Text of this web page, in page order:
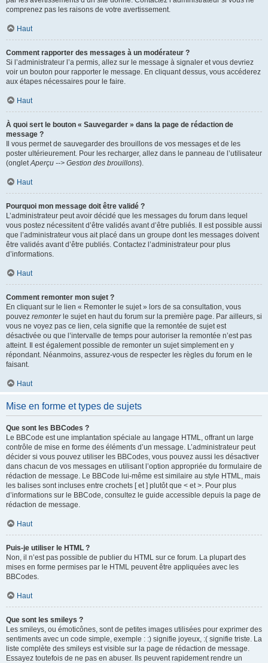
comprenez pas les raisons de votre avertissement.
Haut
Comment rapporter des messages à un modérateur ?
Si l’administrateur l’a permis, allez sur le message à signaler et vous devriez
voir un bouton pour rapporter le message. En cliquant dessus, vous accéderez
aux étapes nécessaires pour le faire.
Haut
À quoi sert le bouton « Sauvegarder » dans la page de rédaction de
message ?
Il vous permet de sauvegarder des brouillons de vos messages et de les
poster ultérieurement. Pour les recharger, allez dans le panneau de l’utilisateur
(ongletAperçu --> Gestion des brouillons).
Haut
Pourquoi mon message doit être validé ?
L’administrateur peut avoir décidé que les messages du forum dans lequel
vous postez nécessitent d’être validés avant d’être publiés. Il est possible aussi
que l’administrateur vous ait placé dans un groupe dont les messages doivent
être validés avant d’être publiés. Contactez l’administrateur pour plus
d’informations.
Haut
Comment remonter mon sujet ?
En cliquant sur le lien « Remonter le sujet » lors de sa consultation, vous
pouvez remonterle sujet en haut du forum sur la première page. Par ailleurs, si
vous ne voyez pas ce lien, cela signifie que la remontée de sujet est
désactivée ou que l’intervalle de temps pour autoriser la remontée n’est pas
atteint. Il est également possible de remonter un sujet simplement en y
répondant. Néanmoins, assurez-vous de respecter les règles du forum en le
faisant.
Haut
Mise en forme et types de sujets
Que sont les BBCodes ?
Le BBCode est une implantation spéciale au langage HTML, offrant un large
contrôle de mise en forme des éléments d’un message. L’administrateur peut
décider si vous pouvez utiliser les BBCodes, vous pouvez aussi les désactiver
dans chacun de vos messages en utilisant l’option appropriée du formulaire de
rédaction de message. Le BBCode lui-même est similaire au style HTML, mais
les balises sont incluses entre crochets [ et ] plutôt que < et >. Pour plus
d’informations sur le BBCode, consultez le guide accessible depuis la page de
rédaction de message.
Haut
Puis-je utiliser le HTML ?
Non, il n’est pas possible de publier du HTML sur ce forum. La plupart des
mises en forme permises par le HTML peuvent être appliquées avec les
BBCodes.
Haut
Que sont les smileys ?
Les smileys, ou émoticônes, sont de petites images utilisées pour exprimer des
sentiments avec un code simple, exemple : :) signifie joyeux, :( signifie triste. La
liste complète des smileys est visible sur la page de rédaction de message.
Essayez toutefois de ne pas en abuser. Ils peuvent rapidement rendre un